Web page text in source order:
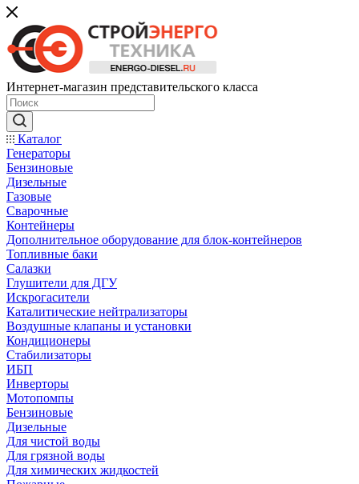
Интернет-магазин представительского класса
Каталог
Генераторы
Бензиновые
Дизельные
Газовые
Сварочные
Контейнеры
Дополнительное оборудование для блок-контейнеров
Топливные баки
Салазки
Глушители для ДГУ
Искрогасители
Каталитические нейтрализаторы
Воздушные клапаны и установки
Кондиционеры
Стабилизаторы
ИБП
Инверторы
Мотопомпы
Бензиновые
Дизельные
Для чистой воды
Для грязной воды
Для химических жидкостей